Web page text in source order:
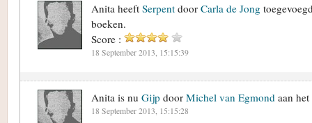
Anita heeft Serpent door Carla de Jong
boeken.
Score :
18 September 2013, 15:15:39
Anita is nu Gijp door Michel van Egmond aan
18 September 2013, 15:15:28